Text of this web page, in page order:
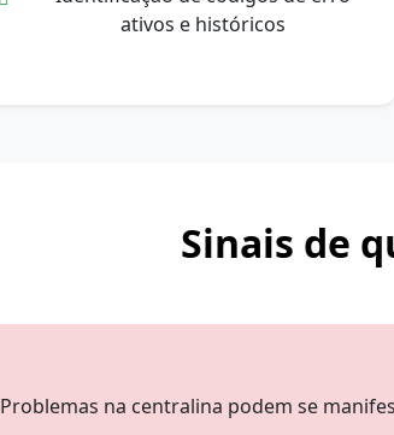
ativos e históricos
Sinais de
Problemas na centralina podem se